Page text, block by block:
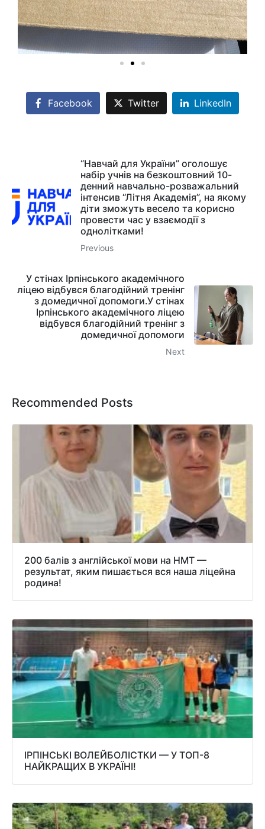
Facebook Twitter LinkedIn
“Навчай для України” оголошує
набір учнів на безкоштовний 10-
денний навчально-розважальний
інтенсив “Літня Академія”, на якому
діти зможуть весело та корисно
провести час у взаємодії з
однолітками!
Previous
У стінах Ірпінського академічного
ліцею відбувся благодійний тренінг
з домедичної допомоги.У стінах
Ірпінського академічного ліцею
відбувся благодійний тренінг з
домедичної допомоги
Next
Recommended Posts
200 балів з англійської мови на НМТ —
результат, яким пишається вся наша ліцейна
родина!
ІРПІНСЬКІ ВОЛЕЙБОЛІСТКИ — У ТОП-8
НАЙКРАЩИХ В УКРАЇНІ!